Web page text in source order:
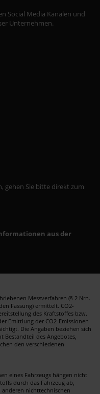
Social Media Kanälen und
Unternehmen.
gehen Sie bitte direkt zum
aus der
Messverfahren (§ 2 Nrn.
Fassung) ermittelt. CO2-
des Kraftstoffes bzw.
Emittlung der CO2-Emissionen
Die Angaben beziehen sich
Bestandteil des Angebotes,
den verschiedenen
eines Fahrzeugs hängen nicht
durch das Fahrzeug ab,
nichttechnischen